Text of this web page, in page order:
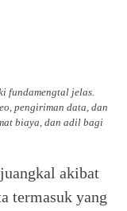
fundamengtal jelas.
pengiriman data, dan
biaya, dan adil bagi
akibat
termasuk yang